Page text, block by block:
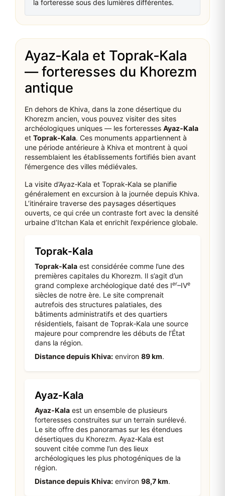
la forteresse sous des lumières différentes.
Ayaz‑Kala et Toprak‑Kala
— forteresses du Khorezm
antique
En dehors de Khiva, dans la zone désertique du
Khorezm ancien, vous pouvez visiter des sites
archéologiques uniques — les forteresses Ayaz‑Kala
et Toprak‑Kala. Ces monuments appartiennent à
une période antérieure à Khiva et montrent à quoi
ressemblaient les établissements fortifiés bien avant
l’émergence des villes médiévales.
La visite d’Ayaz‑Kala et Toprak‑Kala se planifie
généralement en excursion à la journée depuis Khiva.
L’itinéraire traverse des paysages désertiques
ouverts, ce qui crée un contraste fort avec la densité
urbaine d’Itchan Kala et enrichit l’expérience globale.
Toprak‑Kala
Toprak‑Kala est considérée comme l’une des
premières capitales du Khorezm. Il s’agit d’un
grand complexe archéologique daté des Ier–IVe
siècles de notre ère. Le site comprenait
autrefois des structures palatiales, des
bâtiments administratifs et des quartiers
résidentiels, faisant de Toprak‑Kala une source
majeure pour comprendre les débuts de l’État
dans la région.
Distance depuis Khiva: environ 89 km.
Ayaz‑Kala
Ayaz‑Kala est un ensemble de plusieurs
forteresses construites sur un terrain surélevé.
Le site offre des panoramas sur les étendues
désertiques du Khorezm. Ayaz‑Kala est
souvent citée comme l’un des lieux
archéologiques les plus photogéniques de la
région.
Distance depuis Khiva: environ 98,7 km.